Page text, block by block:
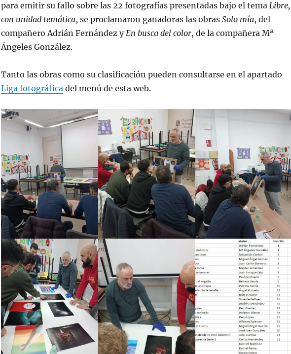
para emitir su fallo sobre las 22 fotografías presentadas bajo el tema Libre,
con unidad temática, se proclamaron ganadoras las obras Solo mía, del
compañero Adrián Fernández yEn busca del color, de la compañera Mª
Ángeles González.
Tanto las obras como su clasificación pueden consultarse en el apartado
Liga fotográficadel menú de esta web.